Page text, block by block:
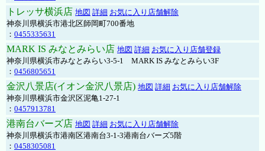
トレッサ横浜店 地図 詳細 お気に入り店舗解除
神奈川県横浜市港北区師岡町700番地
： 0455335631
MARK IS みなとみらい店 地図 詳細 お気に入り店舗登録
神奈川県横浜市みなとみらい3-5-1 MARK IS みなとみらい3F
： 0456805651
金沢八景店(イオン金沢八景店) 地図 詳細 お気に入り店舗解除
神奈川県横浜市金沢区泥亀1-27-1
： 0457913781
港南台バーズ店 地図 詳細 お気に入り店舗解除
神奈川県横浜市港南区港南台3-1-3港南台バーズ5階
： 0458305081